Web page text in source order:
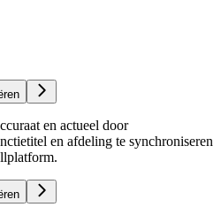
en actueel door
en afdeling te synchroniseren